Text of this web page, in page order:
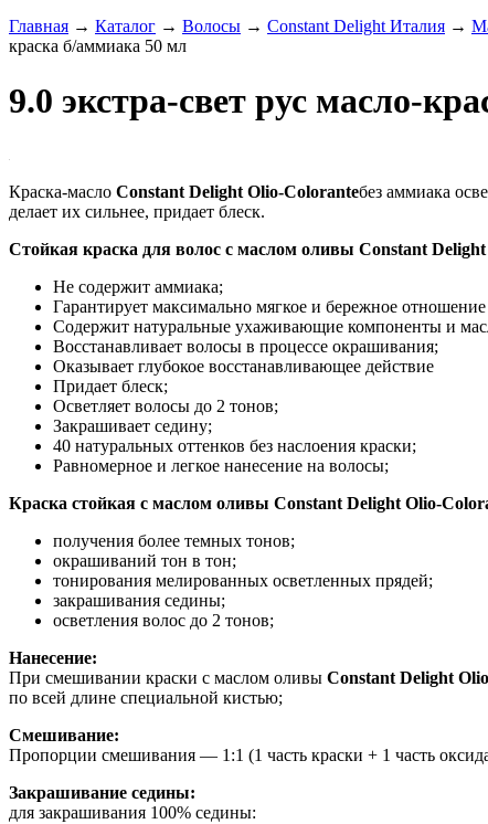
Главная → Каталог → Волосы → Constant Delight Италия →
краска б/аммиака 50 мл
9.0 экстра-свет рус масло-
Краска-масло Constant Delight Olio-Coloranteбез аммиака
делает их сильнее, придает блеск.
Стойкая краска для волос с маслом оливы Constant
Не содержит аммиака;
Гарантирует максимально мягкое и бережное
Содержит натуральные ухаживающие компоненты и
Восстанавливает волосы в процессе окрашивания;
Оказывает глубокое восстанавливающее действие
Придает блеск;
Осветляет волосы до 2 тонов;
Закрашивает седину;
40 натуральных оттенков без наслоения краски;
Равномерное и легкое нанесение на волосы;
Краска стойкая с маслом оливы Constant Delight Olio-
получения более темных тонов;
окрашиваний тон в тон;
тонирования мелированных осветленных прядей;
закрашивания седины;
осветления волос до 2 тонов;
Нанесение:
При смешивании краски с маслом оливы Constant Delight
по всей длине специальной кистью;
Смешивание:
Пропорции смешивания — 1:1 (1 часть краски + 1 часть
Закрашивание седины:
для закрашивания 100% седины: